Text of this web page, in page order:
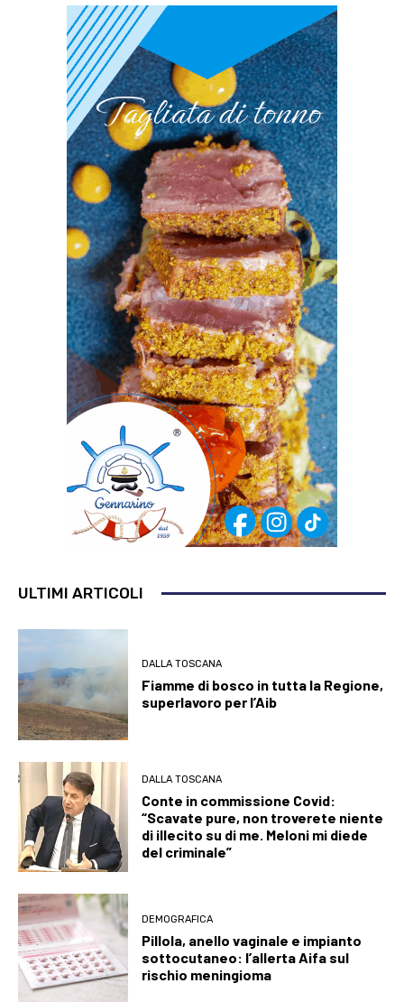
ULTIMI ARTICOLI
DALLA TOSCANA
Fiamme di bosco in tutta la Regione,
superlavoro per l’Aib
DALLA TOSCANA
Conte in commissione Covid:
“Scavate pure, non troverete niente
di illecito su di me. Meloni mi diede
del criminale”
DEMOGRAFICA
Pillola, anello vaginale e impianto
sottocutaneo: l’allerta Aifa sul
rischio meningioma